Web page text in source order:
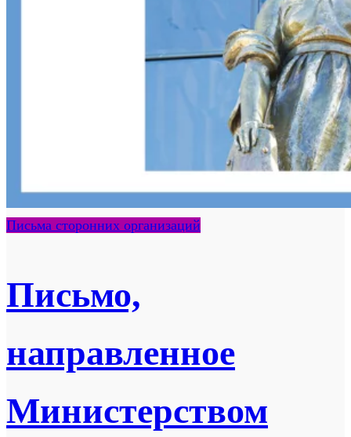
Письма сторонних организаций
Письмо,
направленное
Министерством